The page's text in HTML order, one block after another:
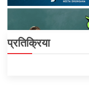
प्रतिक्रिया